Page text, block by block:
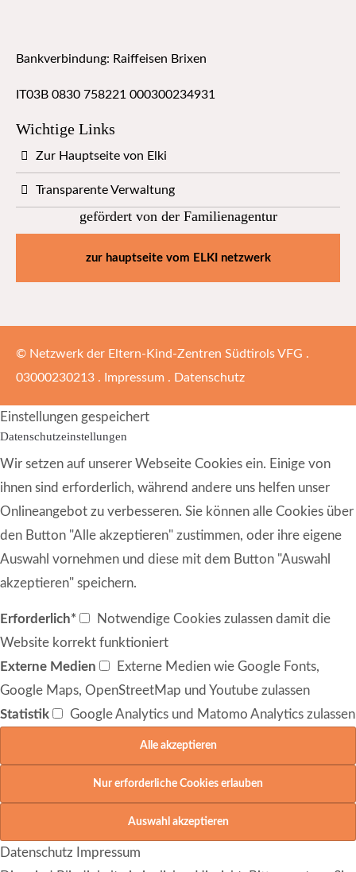
Bankverbindung: Raiffeisen Brixen
IT03B 0830 758221 000300234931
Wichtige Links
Zur Hauptseite von Elki
Transparente Verwaltung
gefördert von der Familienagentur
zur hauptseite vom ELKI netzwerk
© Netzwerk der Eltern-Kind-Zentren Südtirols VFG .
03000230213 .
Impressum . Datenschutz
Einstellungen gespeichert
Datenschutzeinstellungen
Wir setzen auf unserer Webseite Cookies ein. Einige von
ihnen sind erforderlich, während andere uns helfen unser
Onlineangebot zu verbesseren. Sie können alle Cookies über
den Button "Alle akzeptieren" zustimmen, oder ihre eigene
Auswahl vornehmen und diese mit dem Button "Auswahl
akzeptieren" speichern.
Erforderlich*
Notwendige Cookies zulassen damit die
Website korrekt funktioniert
Externe Medien
Externe Medien wie Google Fonts,
Google Maps, OpenStreetMap und Youtube zulassen
Statistik
Google Analytics und Matomo Analytics zulassen
Datenschutz
Impressum